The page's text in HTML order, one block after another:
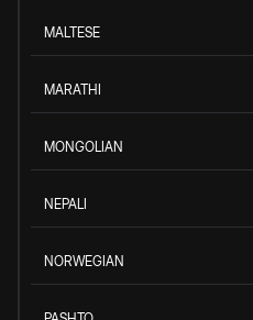
MALTESE
MARATHI
MONGOLIAN
NEPALI
NORWEGIAN